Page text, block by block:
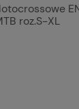
roz.S-XL